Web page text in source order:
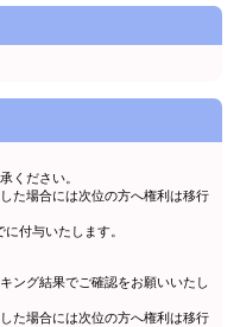
ください。
た場合には次位の方へ権利は移行
付与いたします。
ング結果でご確認をお願いいたし
た場合には次位の方へ権利は移行